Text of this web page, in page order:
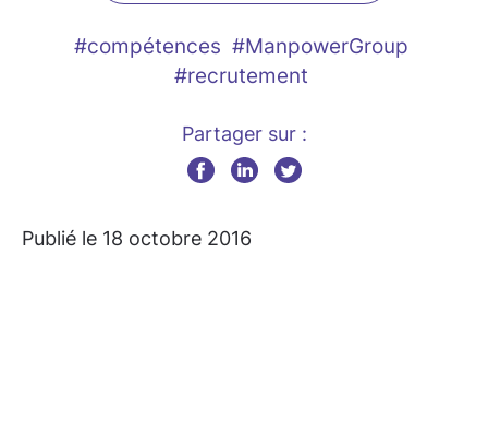
#compétences #ManpowerGroup
#recrutement
Partager sur :
Publié le 18 octobre 2016